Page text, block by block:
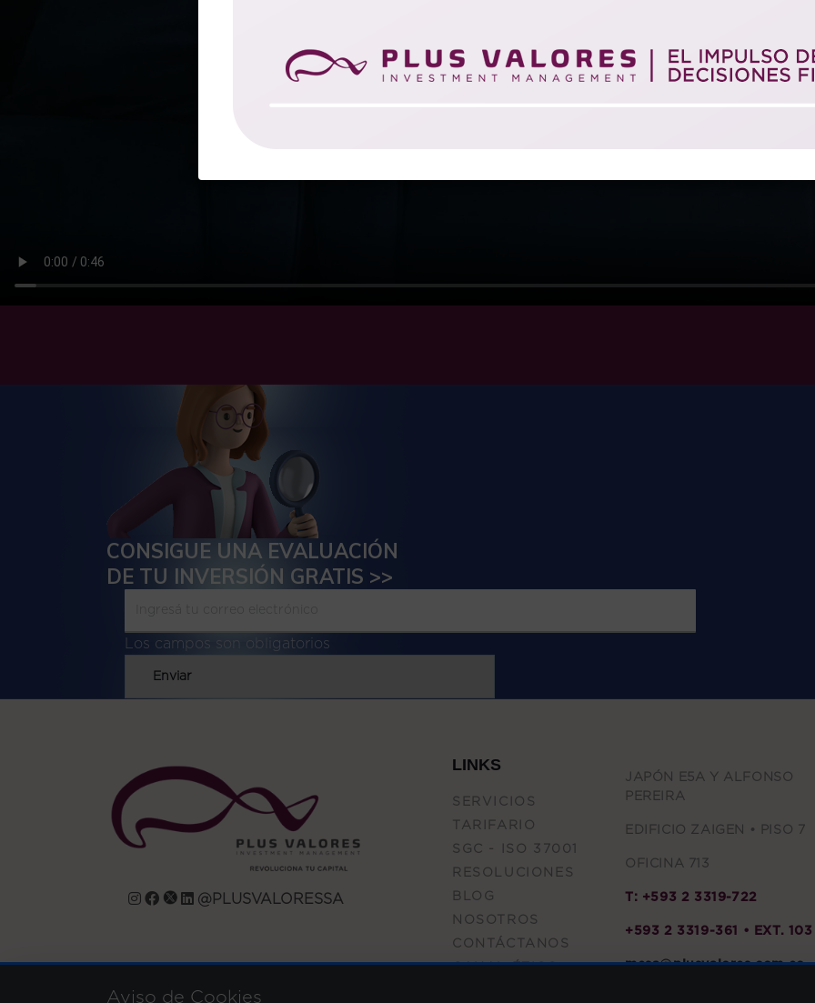
CONSIGUE UNA EVALUACIÓN
DE TU INVERSIÓN GRATIS >>
Los campos son obligatorios
Enviar
@PLUSVALORESSA
LINKS
SERVICIOS
TARIFARIO
SGC - ISO 37001
RESOLUCIONES
BLOG
NOSOTROS
CONTÁCTANOS
CANAL ÉTICO
JAPÓN E5A Y ALFONSO
PEREIRA
EDIFICIO ZAIGEN • PISO 7
OFICINA 713
T: +593 2 3319-722
+593 2 3319-361 • EXT. 103
mesa@plusvalores.com.ec
Aviso de Cookies